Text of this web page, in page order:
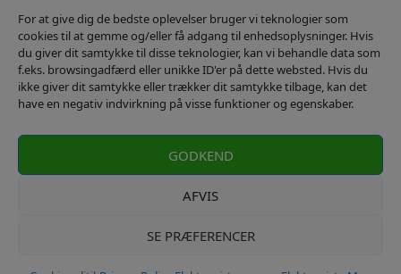
For at give dig de bedste oplevelser bruger vi teknologier som
cookies til at gemme og/eller få adgang til enhedsoplysninger. Hvis
du giver dit samtykke til disse teknologier, kan vi behandle data som
f.eks. browsingadfærd eller unikke ID'er på dette websted. Hvis du
ikke giver dit samtykke eller trækker dit samtykke tilbage, kan det
have en negativ indvirkning på visse funktioner og egenskaber.
GODKEND
AFVIS
SE PRÆFERENCER